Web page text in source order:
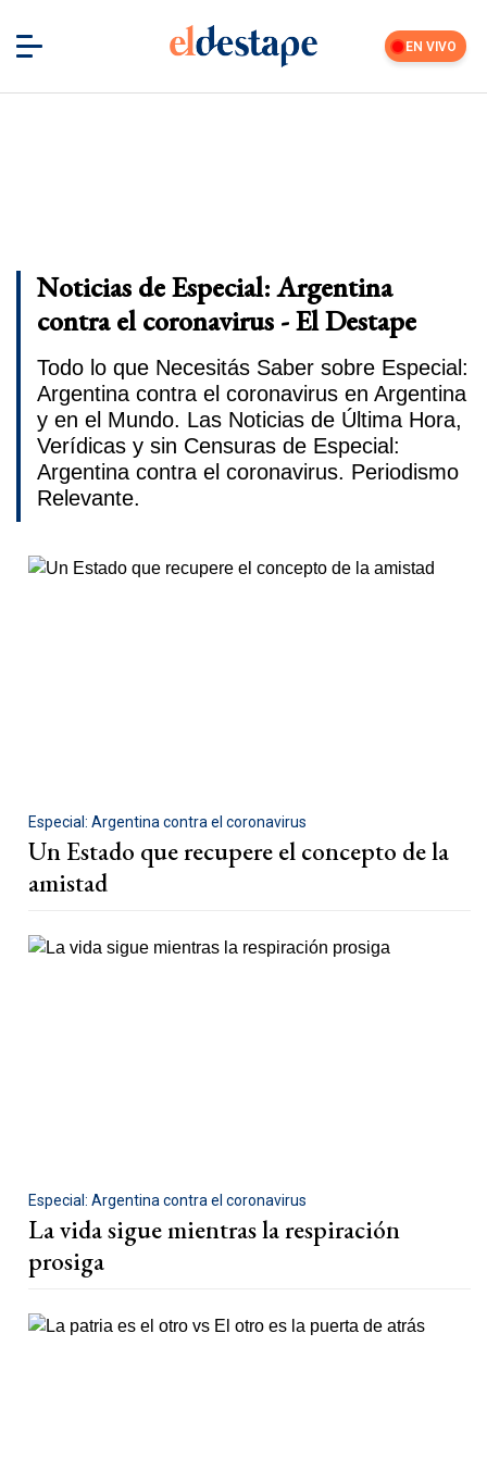
EN VIVO
Noticias de Especial: Argentina
contra el coronavirus - El Destape
Todo lo que Necesitás Saber sobre Especial:
Argentina contra el coronavirus en Argentina
y en el Mundo. Las Noticias de Última Hora,
Verídicas y sin Censuras de Especial:
Argentina contra el coronavirus. Periodismo
Relevante.
Especial: Argentina contra el coronavirus
Un Estado que recupere el concepto de la
amistad
Especial: Argentina contra el coronavirus
La vida sigue mientras la respiración
prosiga